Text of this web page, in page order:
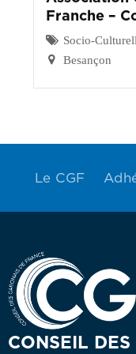
Franche –
Socio-
Besançon
Le CGF
CONSEIL